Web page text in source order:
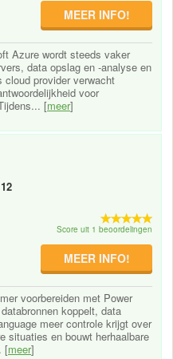
MEER INFO!
Azure wordt steeds vaker
data opslag en -analyse en
provider verwacht
voor
[meer]
12
Score uit 1 beoordelingen
MEER INFO!
voorbereiden met Power
koppelt, data
meer controle krijgt over
situaties en bouwt herhaalbare
[meer]